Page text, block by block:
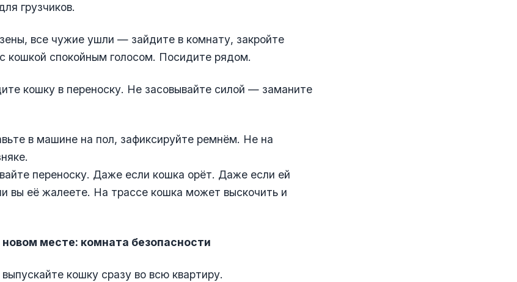
грузчиков.
все чужие ушли — зайдите в комнату, закройте
кошкой спокойным голосом. Посидите рядом.
кошку в переноску. Не засовывайте силой — заманите
в машине на пол, зафиксируйте ремнём. Не на
переноску. Даже если кошка орёт. Даже если ей
вы её жалеете. На трассе кошка может выскочить и
месте: комната безопасности
кошку сразу во всю квартиру.